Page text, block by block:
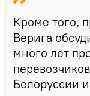
Кроме того,
Верига
много лет
Белоруссии